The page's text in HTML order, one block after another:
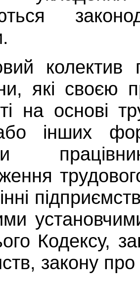
колектив
які своєю
на основі
інших
Кодексу,
закону